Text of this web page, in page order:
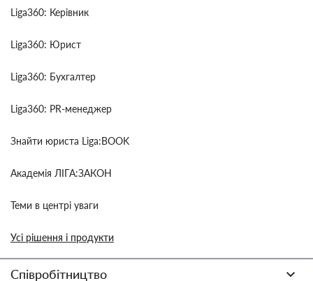
Liga360: Керівник
Liga360: Юрист
Liga360: Бухгалтер
Liga360: PR-менеджер
Знайти юриста Liga:BOOK
Академія ЛІГА:ЗАКОН
Теми в центрі уваги
Усі рішення і продукти
Співробітництво